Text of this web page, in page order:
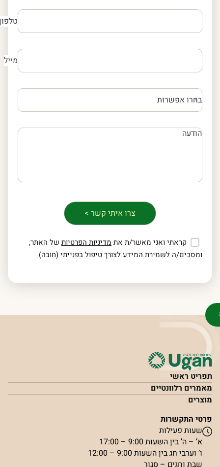
טלפון
מייל
קראתי ואני מאשר/ת את מדיניות הפרטיותשל האתר,
ומסכים/ה לשמירת המידע לצורך טיפול בפנייתי (חובה)
תפריט ראשי
מאמרים רלוונטיים
מוצרים
פרטי התקשרות
שעות פעילות
א’ – ה’ בין השעות 9:00 – 17:00
ו’ וערבי חג בין השעות 9:00 – 12:00
שבת וחגים – סגור